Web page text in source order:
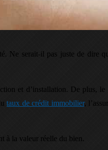
Ne serait-il pas juste de dire
et d’installation. De plus,
taux de crédit immobilier,
à la valeur réelle du bien.